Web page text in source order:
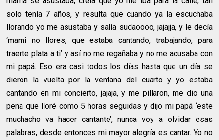
solo tenía 7 años, y resulta que cuando ya la escuchaba
llorando yo me asustaba y salía sudaoooo, jajajja, y le decía
‘mami no llores, que estaba cantando, trabajando, para
traerte plata a ti’ y así no me regañaba y no me acusaba con
mi papá. Eso era casi todos los días hasta que un día se
dieron la vuelta por la ventana del cuarto y yo estaba
cantando en mi concierto, jajaja, y me pillaron, me dio una
pena que lloré como 5 horas seguidas y dijo mi papá ‘este
muchacho va hacer cantante’, nunca voy a olvidar esas
palabras, desde entonces mi mayor alegría es cantar. Yo no